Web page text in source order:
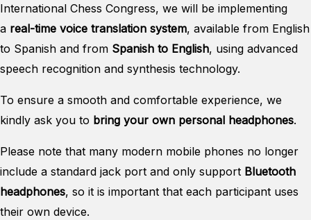
International Chess Congress, we will be implementing
a real-time voice translation system, available from English
to Spanish and from Spanish to English, using advanced
speech recognition and synthesis technology.
To ensure a smooth and comfortable experience, we
kindly ask you to bring your own personal headphones.
Please note that many modern mobile phones no longer
include a standard jack port and only support Bluetooth
headphones, so it is important that each participant uses
their own device.